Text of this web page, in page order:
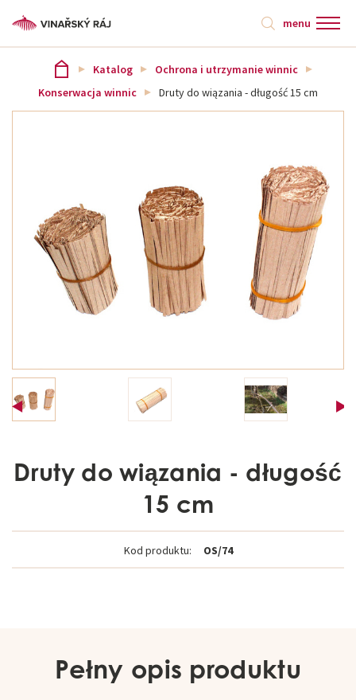
menu
Katalog
Ochrona i utrzymanie winnic
Konserwacja winnic
Druty do wiązania - długość 15 cm
Druty do wiązania - długość
15 cm
Kod produktu: OS/74
Pełny opis produktu